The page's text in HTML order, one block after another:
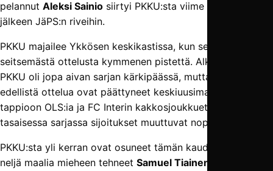
pelannut Aleksi Sainio siirtyi PKKU:sta viime kauden
jälkeen JäPS:n riveihin.
PKKU majailee Ykkösen keskikastissa, kun se on kerännyt
seitsemästä ottelusta kymmenen pistettä. Alkukaudesta
PKKU oli jopa aivan sarjan kärkipäässä, mutta kaksi
edellistä ottelua ovat päättyneet keskiuusimaalaisilla
tappioon OLS:ia ja FC Interin kakkosjoukkuetta vastaan, ja
tasaisessa sarjassa sijoitukset muuttuvat nopeasti.
PKKU:sta yli kerran ovat osuneet tämän kauden Ykkösessä
neljä maalia mieheen tehneet Samuel Tiainen